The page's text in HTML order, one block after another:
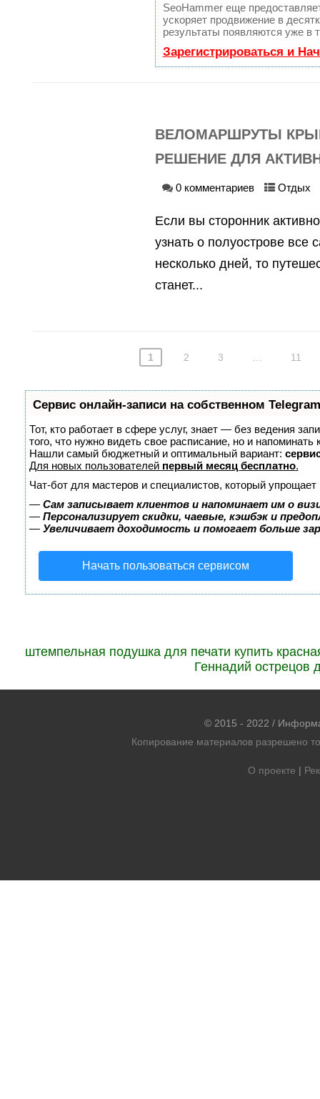
SeoHammer еще
ускоряет продвижение в
результаты появляются уже в
Зарегистрироваться и
ВЕЛОМАРШРУТЫ
РЕШЕНИЕ ДЛЯ
0 комментариев Отдых
Если вы сторонник
узнать о полуострове все
несколько дней, то
станет...
1 2 3 11
Сервис онлайн-записи на собственном
Тот, кто работает в сфере услуг, знает — без ведения
того, что нужно видеть свое расписание, но и напоминать
Нашли самый бюджетный и оптимальный вариант:
Для новых пользователей первый месяц бесплатно.
Чат-бот для мастеров и специалистов, который упрощает
— Сам записывает клиентов и напоминает им о
— Персонализирует скидки, чаевые, кэшбэк и
— Увеличивает доходимость и помогает больше
Начать пользоваться сервисом
штемпельная подушка для печати купить
Геннадий острецов
© 2015 - 2022 /
Копирование материалов разрешено
О проекте |